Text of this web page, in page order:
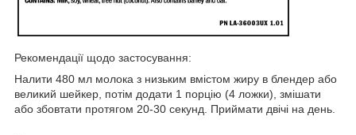
Рекомендації щодо застосування:
Налити 480 мл молока з низьким вмістом жиру в блендер або
великий шейкер, потім додати 1 порцію (4 ложки), змішати
або збовтати протягом 20-30 секунд. Приймати двічі на день.